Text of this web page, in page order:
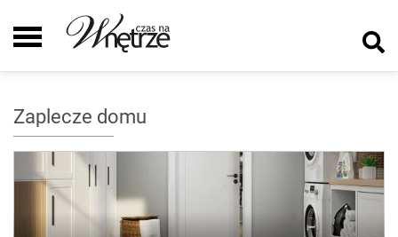
Zaplecze domu